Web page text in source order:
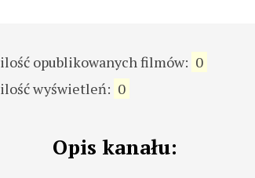
ilość opublikowanych filmów: 0
ilość wyświetleń: 0
Opis kanału: